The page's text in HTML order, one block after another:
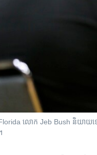
លោក​ Jeb Bush និយាយ​ទ